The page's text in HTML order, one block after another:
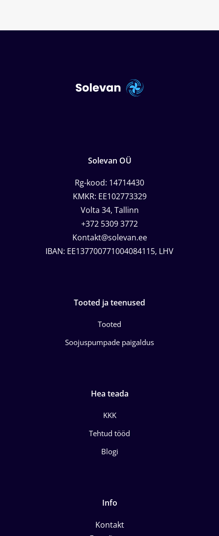
Solevan OÜ
Rg-kood: 14714430
KMKR: EE102773329
Volta 34, Tallinn
+372 5309 3772
Kontakt@solevan.ee
IBAN: EE137700771004084115, LHV
Tooted ja teenused
Tooted
Soojuspumpade paigaldus
Hea teada
KKK
Tehtud tööd
Blogi
Info
Kontakt